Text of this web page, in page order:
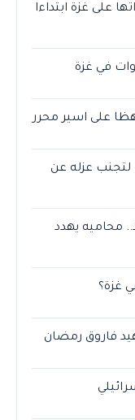
على غزة ابتداءا
في غزة
على اسير محرر
لتجنب عزله عن
محاميه يهدد
غزة؟
فاروق رمضان